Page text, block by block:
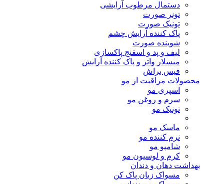
دستمال مرطوب آرایشی
تونر صورت
تونیک صورت
پاک کننده آرایش چشم
شوینده صورت
لیف و پد و اسفنج پاکسازی
میسلار واتر و پاک کننده آرایش
فیس براش
محصولات مراقبت از مو
اسپری مو
سرم و روغن مو
تونیک مو
ماسک مو
نرم کننده مو
شامپو مو
کرم و لوسیون مو
بهداشت دهان و دندان
مسواک زبان پاک کن